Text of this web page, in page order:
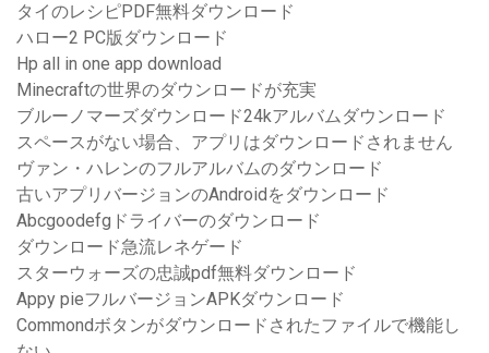
タイのレシピPDF無料ダウンロード
ハロー2 PC版ダウンロード
Hp all in one app download
Minecraftの世界のダウンロードが充実
ブルーノマーズダウンロード24kアルバムダウンロード
スペースがない場合、アプリはダウンロードされません
ヴァン・ハレンのフルアルバムのダウンロード
古いアプリバージョンのAndroidをダウンロード
Abcgoodefgドライバーのダウンロード
ダウンロード急流レネゲード
スターウォーズの忠誠pdf無料ダウンロード
Appy pieフルバージョンAPKダウンロード
Commondボタンがダウンロードされたファイルで機能し